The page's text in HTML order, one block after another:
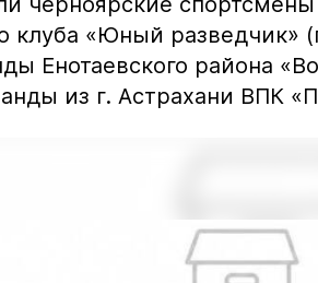
клуба «Юный разведчик»
Енотаевского района
из г. Астрахани ВПК